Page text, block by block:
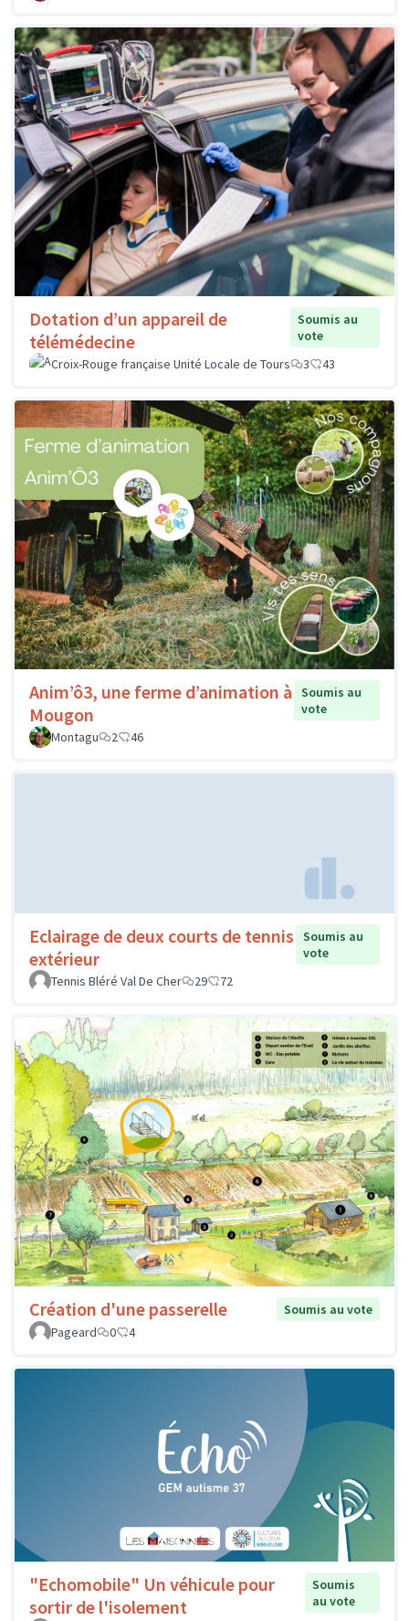
Dotation d’un appareil de
télémédecine
Soumis au
vote
Croix-Rouge française Unité Locale de Tours
3 43
Anim’ô3, une ferme d’animation à
Mougon
Soumis au
vote
Montagu
2 46
Eclairage de deux courts de tennis
extérieur
Soumis au
vote
Tennis Bléré Val De Cher
29 72
Création d'une passerelle
Soumis au vote
Pageard
0 4
"Echomobile" Un véhicule pour
sortir de l'isolement
Soumis
au vote